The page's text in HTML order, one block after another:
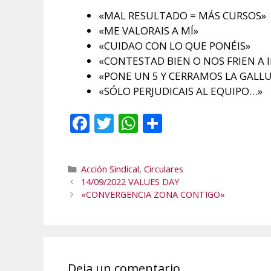
«MAL RESULTADO = MÁS CURSOS»
«ME VALORAIS A MÍ»
«CUIDAO CON LO QUE PONÉIS»
«CONTESTAD BIEN O NOS FRIEN A
«PONE UN 5 Y CERRAMOS LA
«SÓLO PERJUDICAIS AL EQUIPO…»
F
e
b
o
T
itt
er
W
at
s
A
m
p
ar
Categorías
Acción Sindical, Circulares
14/09/2022 VALUES DAY
«CONVERGENCIA ZONA CONTIGO»